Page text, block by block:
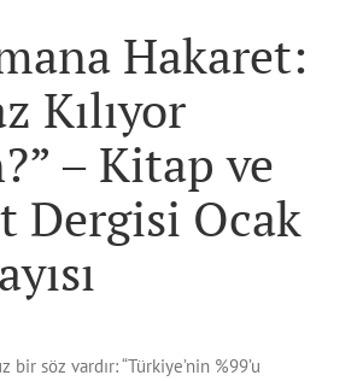
Hakaret:
Kılıyor
– Kitap ve
Dergisi Ocak
bir söz vardır: “Türkiye’nin %99’u